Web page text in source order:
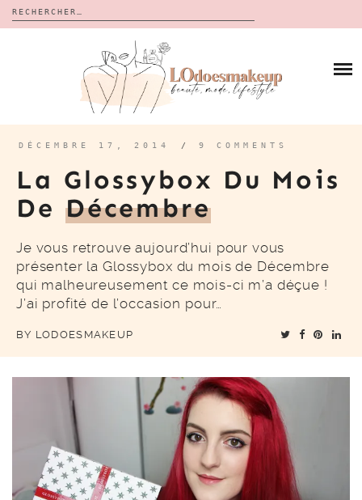
Rechercher :
CALENDRIERS DE L’AVENT
BON PLAN
À PROPOS
CONTACT
DÉCEMBRE 17, 2014 / 9 COMMENTS
La Glossybox Du Mois
De Décembre
Je vous retrouve aujourd’hui pour vous
présenter la Glossybox du mois de Décembre
qui malheureusement ce mois-ci m’a déçue !
J’ai profité de l’occasion pour…
BY LODOESMAKEUP